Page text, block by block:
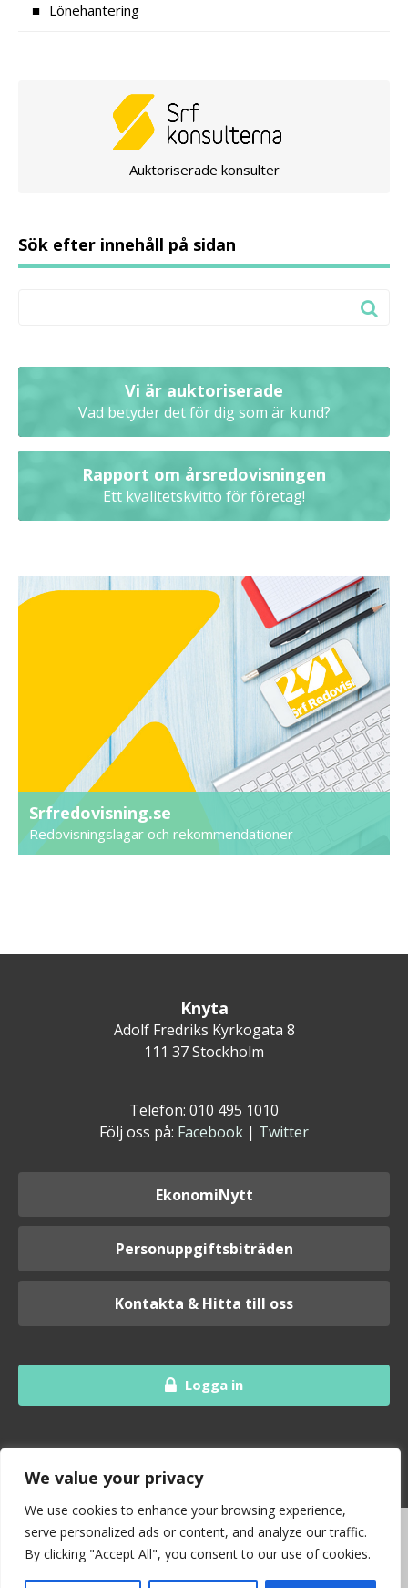
We value your privacy
We use cookies to enhance your browsing experience,
serve personalized ads or content, and analyze our traffic.
By clicking "Accept All", you consent to our use of cookies.
Lönehantering
Auktoriserade konsulter
Sök efter innehåll på sidan
Vi är auktoriserade
Vad betyder det för dig som är kund?
Rapport om årsredovisningen
Ett kvalitetskvitto för företag!
Srfredovisning.se
Redovisningslagar och rekommendationer
Knyta
Adolf Fredriks Kyrkogata 8
111 37 Stockholm
Telefon: 010 495 1010
Följ oss på: Facebook | Twitter
EkonomiNytt
Personuppgiftsbiträden
Kontakta & Hitta till oss
Logga in
I samarbete med branschorganisationen Srf